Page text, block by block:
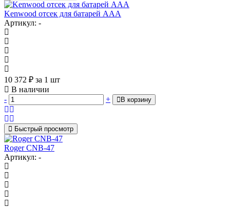
Kenwood отсек для батарей ААА
Артикул: -
10 372 ₽ за 1 шт
В наличии
-
+ В корзину
Быстрый просмотр
Roger CNB-47
Артикул: -